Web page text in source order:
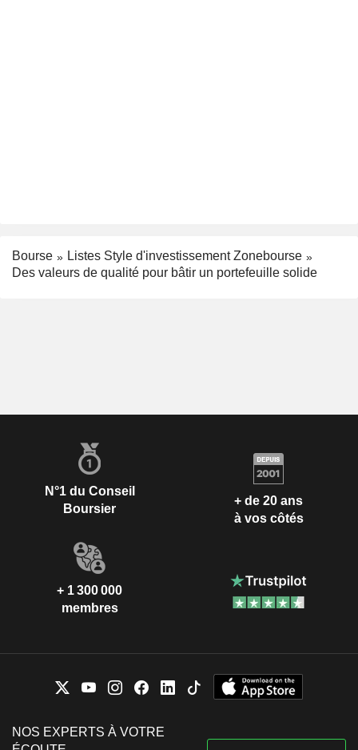
Bourse
Listes Style d'investissement Zonebourse
Des valeurs de qualité pour bâtir un portefeuille solide
N°1 du Conseil
Boursier
+ de 20 ans
à vos côtés
+ 1 300 000
membres
NOS EXPERTS À VOTRE